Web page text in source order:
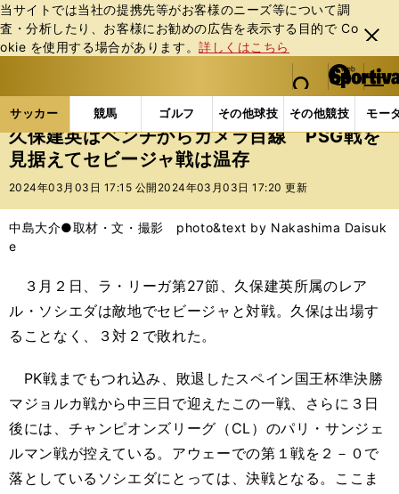
当サイトでは当社の提携先等がお客様のニーズ等について調
査・分析したり、お客様にお勧めの広告を表⽰する⽬的で Co
okie を使⽤する場合があります。詳しくはこちら
閉じ
る
web Sportiva (webスポルティーバ)
検索
マイペ
ー
ジ
メニュ
サッカー 競馬 ゴルフ その他球技 その他競技 モー
ス
ポ
ル
バ
サッカーの記事一覧 海外サッカー 海外サッカー
久保建英はベンチからカメラ目線 PSG戦を
見据えてセビージャ戦は温存
2024年03月03日 17:15 公開 2024年03月03日 17:20 更新
中島大介●取材・文・撮影 photo&text by Nakashima Daisuk
e
３月２日、ラ・リーガ第27節、久保建英所属のレア
ル・ソシエダは敵地でセビージャと対戦。久保は出場す
ることなく、３対２で敗れた。
PK戦までもつれ込み、敗退したスペイン国王杯準決勝
マジョルカ戦から中三日で迎えたこの一戦、さらに３日
後には、チャンピオンズリーグ（CL）のパリ・サンジェ
ルマン戦が控えている。アウェーでの第１戦を２－０で
落としているソシエダにとっては、決戦となる。ここま